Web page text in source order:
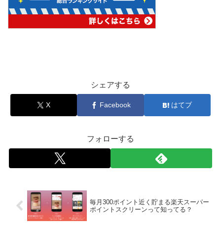
シェアする
X Facebook はてブ
フォローする
毎月300ポイント近く貯まる楽天スーパー
ポイントスクリーンって知ってる？